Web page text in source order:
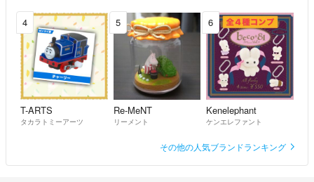
4
T-ARTS
タカラトミーアーツ
5
Re-MeNT
リーメント
6
Kenelephant
ケンエレファント
その他の人気ブランドランキング